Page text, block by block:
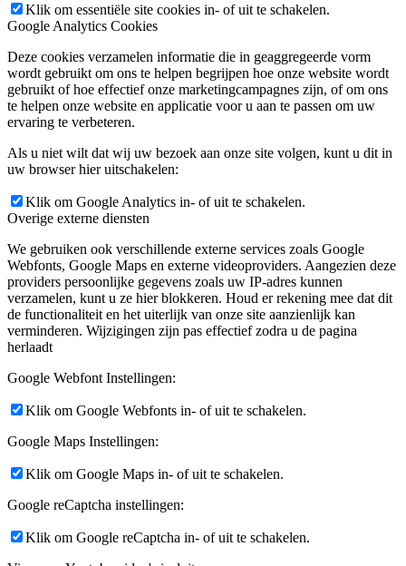
Klik om essentiële site cookies in- of uit te schakelen.
Google Analytics Cookies
Deze cookies verzamelen informatie die in geaggregeerde vorm
wordt gebruikt om ons te helpen begrijpen hoe onze website wordt
gebruikt of hoe effectief onze marketingcampagnes zijn, of om ons
te helpen onze website en applicatie voor u aan te passen om uw
ervaring te verbeteren.
Als u niet wilt dat wij uw bezoek aan onze site volgen, kunt u dit in
uw browser hier uitschakelen:
Klik om Google Analytics in- of uit te schakelen.
Overige externe diensten
We gebruiken ook verschillende externe services zoals Google
Webfonts, Google Maps en externe videoproviders. Aangezien deze
providers persoonlijke gegevens zoals uw IP-adres kunnen
verzamelen, kunt u ze hier blokkeren. Houd er rekening mee dat dit
de functionaliteit en het uiterlijk van onze site aanzienlijk kan
verminderen. Wijzigingen zijn pas effectief zodra u de pagina
herlaadt
Google Webfont Instellingen:
Klik om Google Webfonts in- of uit te schakelen.
Google Maps Instellingen:
Klik om Google Maps in- of uit te schakelen.
Google reCaptcha instellingen:
Klik om Google reCaptcha in- of uit te schakelen.